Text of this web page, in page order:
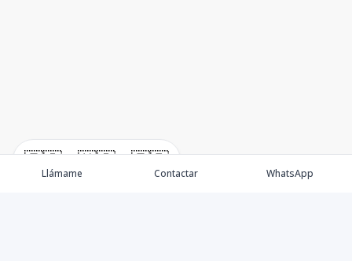
🇪🇸 🇺🇸 🇫🇷
Llámame Contactar WhatsApp